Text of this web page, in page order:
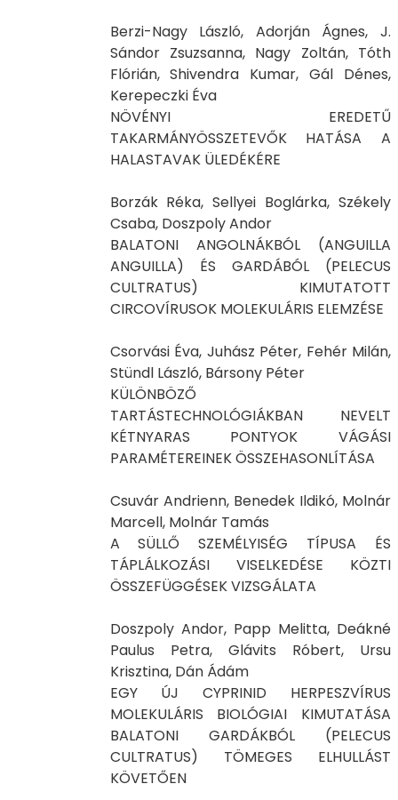
Berzi-Nagy László, Adorján Ágnes, J.
Sándor Zsuzsanna, Nagy Zoltán, Tóth
Flórián, Shivendra Kumar, Gál Dénes,
Kerepeczki Éva
NÖVÉNYI EREDETŰ
TAKARMÁNYÖSSZETEVŐK HATÁSA A
HALASTAVAK ÜLEDÉKÉRE
Borzák Réka, Sellyei Boglárka, Székely
Csaba, Doszpoly Andor
BALATONI ANGOLNÁKBÓL (ANGUILLA
ANGUILLA) ÉS GARDÁBÓL (PELECUS
CULTRATUS) KIMUTATOTT
CIRCOVÍRUSOK MOLEKULÁRIS ELEMZÉSE
Csorvási Éva, Juhász Péter, Fehér Milán,
Stündl László, Bársony Péter
KÜLÖNBÖZŐ
TARTÁSTECHNOLÓGIÁKBAN NEVELT
KÉTNYARAS PONTYOK VÁGÁSI
PARAMÉTEREINEK ÖSSZEHASONLÍTÁSA
Csuvár Andrienn, Benedek Ildikó, Molnár
Marcell, Molnár Tamás
A SÜLLŐ SZEMÉLYISÉG TÍPUSA ÉS
TÁPLÁLKOZÁSI VISELKEDÉSE KÖZTI
ÖSSZEFÜGGÉSEK VIZSGÁLATA
Doszpoly Andor, Papp Melitta, Deákné
Paulus Petra, Glávits Róbert, Ursu
Krisztina, Dán Ádám
EGY ÚJ CYPRINID HERPESZVÍRUS
MOLEKULÁRIS BIOLÓGIAI KIMUTATÁSA
BALATONI GARDÁKBÓL (PELECUS
CULTRATUS) TÖMEGES ELHULLÁST
KÖVETŐEN